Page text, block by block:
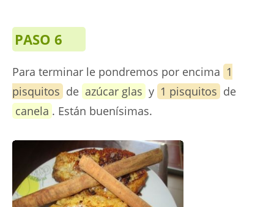
PASO 6
Para terminar le pondremos por encima 1
pisquitos de azúcar glas y 1 pisquitos de
canela . Están buenísimas.